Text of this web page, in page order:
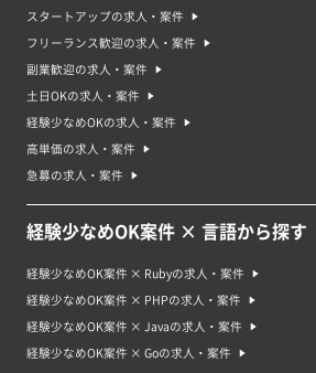
スタートアップの求人・案件
フリーランス歓迎の求人・案件
副業歓迎の求人・案件
土日OKの求人・案件
経験少なめOKの求人・案件
高単価の求人・案件
急募の求人・案件
経験少なめOK案件 × 言語から探す
経験少なめOK案件 × Rubyの求人・案件
経験少なめOK案件 × PHPの求人・案件
経験少なめOK案件 × Javaの求人・案件
経験少なめOK案件 × Goの求人・案件